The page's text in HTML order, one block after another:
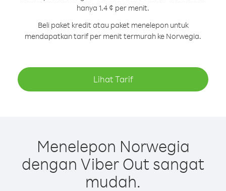
hanya 1.4 ¢ per menit.
Beli paket kredit atau paket menelepon untuk
mendapatkan tarif per menit termurah ke Norwegia.
Lihat Tarif
Menelepon Norwegia
dengan Viber Out sangat
mudah.